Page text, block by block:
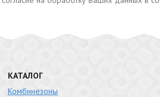
КАТАЛОГ
Комбинезоны